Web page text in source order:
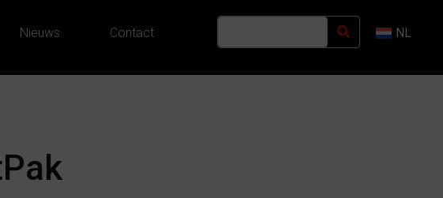
Nieuws Contact NL